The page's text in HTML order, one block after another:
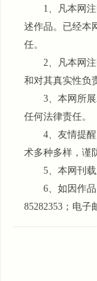
1、凡本网注明
述作品。已经本
任。
2、凡本网注明
和对其真实性负
3、本网所展示
任何法律责任。
4、友情提醒：
术多种多样，谨
5、本网刊载
6、如因作品内
85282353；电子